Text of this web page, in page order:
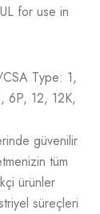
for use in
Type: 1,
6P, 12, 12K,
güvenilir
tüm
ürünler
süreçleri